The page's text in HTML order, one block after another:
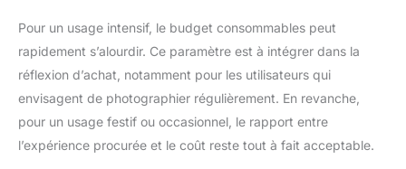
Pour un usage intensif, le budget consommables peut
rapidement s’alourdir. Ce paramètre est à intégrer dans la
réflexion d’achat, notamment pour les utilisateurs qui
envisagent de photographier régulièrement. En revanche,
pour un usage festif ou occasionnel, le rapport entre
l’expérience procurée et le coût reste tout à fait acceptable.